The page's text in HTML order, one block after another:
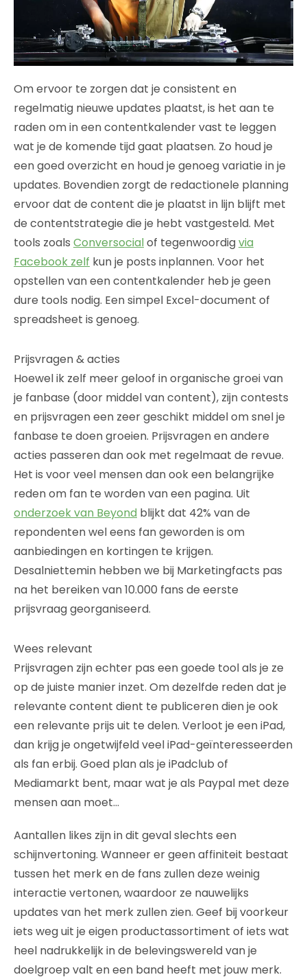
Om ervoor te zorgen dat je consistent en
regelmatig nieuwe updates plaatst, is het aan te
raden om in een contentkalender vast te leggen
wat je de komende tijd gaat plaatsen. Zo houd je
een goed overzicht en houd je genoeg variatie in je
updates. Bovendien zorgt de redactionele planning
ervoor dat de content die je plaatst in lijn blijft met
de contentstrategie die je hebt vastgesteld. Met
tools zoals Conversocialof tegenwoordigvia
Facebook zelf kun je posts inplannen. Voor het
opstellen van een contentkalender heb je geen
dure tools nodig. Een simpel Excel-document of
spreadsheet is genoeg.
Prijsvragen & acties
Hoewel ik zelf meer geloof in organische groei van
je fanbase (door middel van content), zijn contests
en prijsvragen een zeer geschikt middel om snel je
fanbase te doen groeien. Prijsvragen en andere
acties passeren dan ook met regelmaat de revue.
Het is voor veel mensen dan ook een belangrijke
reden om fan te worden van een pagina. Uit
onderzoek van Beyond blijkt dat 42% van de
repondenten wel eens fan geworden is om
aanbiedingen en kortingen te krijgen.
Desalniettemin hebben we bij Marketingfacts pas
na het bereiken van 10.000 fans de eerste
prijsvraag georganiseerd.
Wees relevant
Prijsvragen zijn echter pas een goede tool als je ze
op de juiste manier inzet. Om dezelfde reden dat je
relevante content dient te publiceren dien je ook
een relevante prijs uit te delen. Verloot je een iPad,
dan krijg je ongetwijfeld veel iPad-geïnteresseerden
als fan erbij. Goed plan als je iPadclub of
Mediamarkt bent, maar wat je als Paypal met deze
mensen aan moet…
Aantallen likes zijn in dit geval slechts een
schijnvertoning. Wanneer er geen affiniteit bestaat
tussen het merk en de fans zullen deze weinig
interactie vertonen, waardoor ze nauwelijks
updates van het merk zullen zien. Geef bij voorkeur
iets weg uit je eigen productassortiment of iets wat
heel nadrukkelijk in de belevingswereld van je
doelgroep valt en een band heeft met jouw merk.